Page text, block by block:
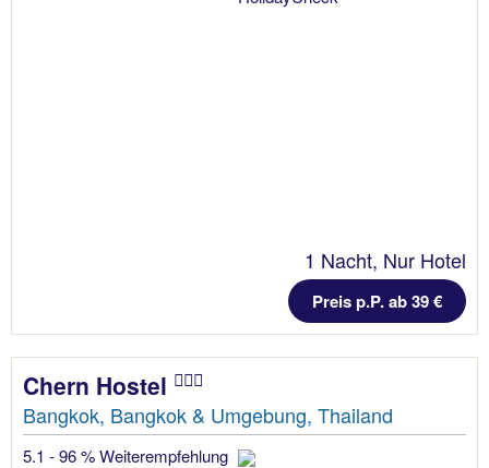
1 Nacht, Nur Hotel
Preis p.P. ab 39 €
Chern Hostel
Bangkok, Bangkok & Umgebung, Thailand
5.1 - 96 % Weiterempfehlung